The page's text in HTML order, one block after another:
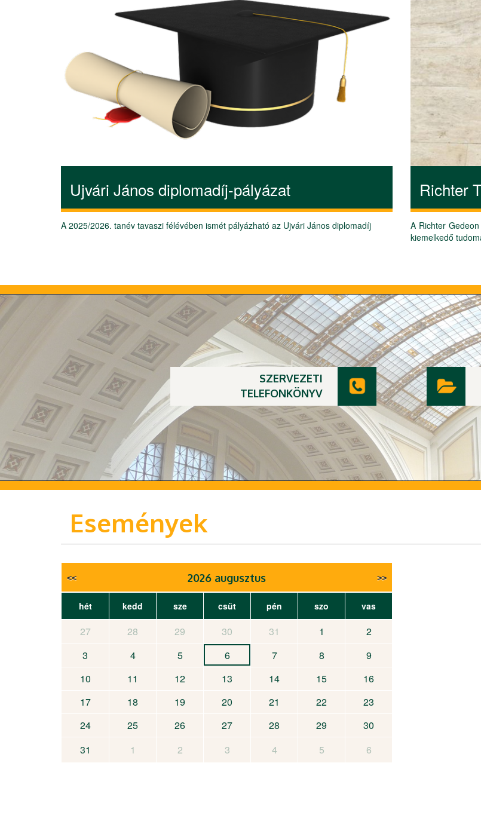
Ujvári János diplomadíj-pályázat
A 2025/2026. tanév tavaszi félévében ismét pályázható az Ujvári János diplomadíj
Richter
A Richter
kiemelkedő
SZERVEZETI
TELEFONKÖNYV
Események
2026 augusztus
hét kedd sze csüt pén szo vas
27 28 29 30 31 1
2
3
4 5 6 7 8
9
10
11 12 13 14 15
16
17
18 19 20 21 22
23
24
25 26 27 28 29
30
31
1 2 3 4 5 6